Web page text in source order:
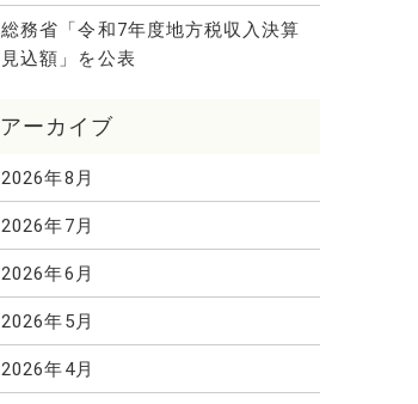
総務省「令和7年度地方税収入決算
見込額」を公表
2026年8月
2026年7月
2026年6月
2026年5月
2026年4月